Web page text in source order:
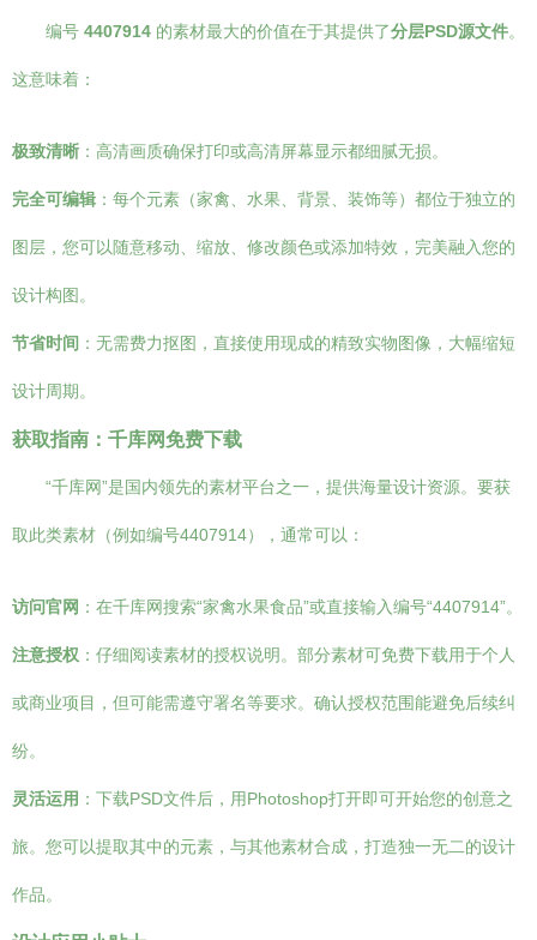
编号 4407914 的素材最大的价值在于其提供了分层PSD源文件。
这意味着：
极致清晰 ：高清画质确保打印或高清屏幕显示都细腻无损。
完全可编辑 ：每个元素（家禽、水果、背景、装饰等）都位于独立的
图层，您可以随意移动、缩放、修改颜色或添加特效，完美融入您的
设计构图。
节省时间 ：无需费力抠图，直接使用现成的精致实物图像，大幅缩短
设计周期。
获取指南：千库网免费下载
“千库网”是国内领先的素材平台之一，提供海量设计资源。要获
取此类素材（例如编号4407914），通常可以：
访问官网 ：在千库网搜索“家禽水果食品”或直接输入编号“4407914”。
注意授权 ：仔细阅读素材的授权说明。部分素材可免费下载用于个人
或商业项目，但可能需遵守署名等要求。确认授权范围能避免后续纠
纷。
灵活运用 ：下载PSD文件后，用Photoshop打开即可开始您的创意之
旅。您可以提取其中的元素，与其他素材合成，打造独一无二的设计
作品。